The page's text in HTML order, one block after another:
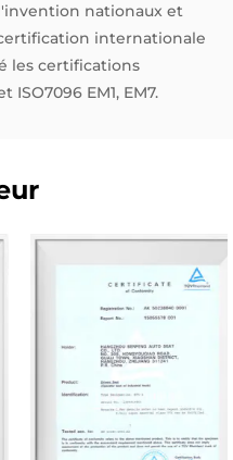
nationaux et
internationale
les certifications
ISO7096 EM1, EM7.